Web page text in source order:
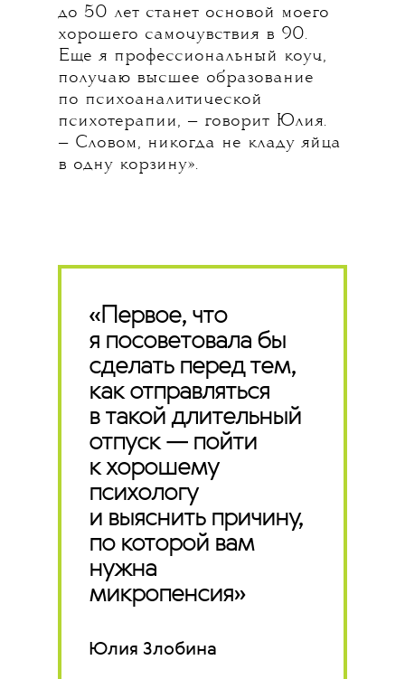
до 50 лет станет основой моего
хорошего самочувствия в 90.
Еще я профессиональный коуч,
получаю высшее образование
по психоаналитической
психотерапии, — говорит Юлия.
— Словом, никогда не кладу яйца
в одну корзину».
«Первое, что
я посоветовала бы
сделать перед тем,
как отправляться
в такой длительный
отпуск — пойти
к хорошему
психологу
и выяснить причину,
по которой вам
нужна
микропенсия»
Юлия Злобина